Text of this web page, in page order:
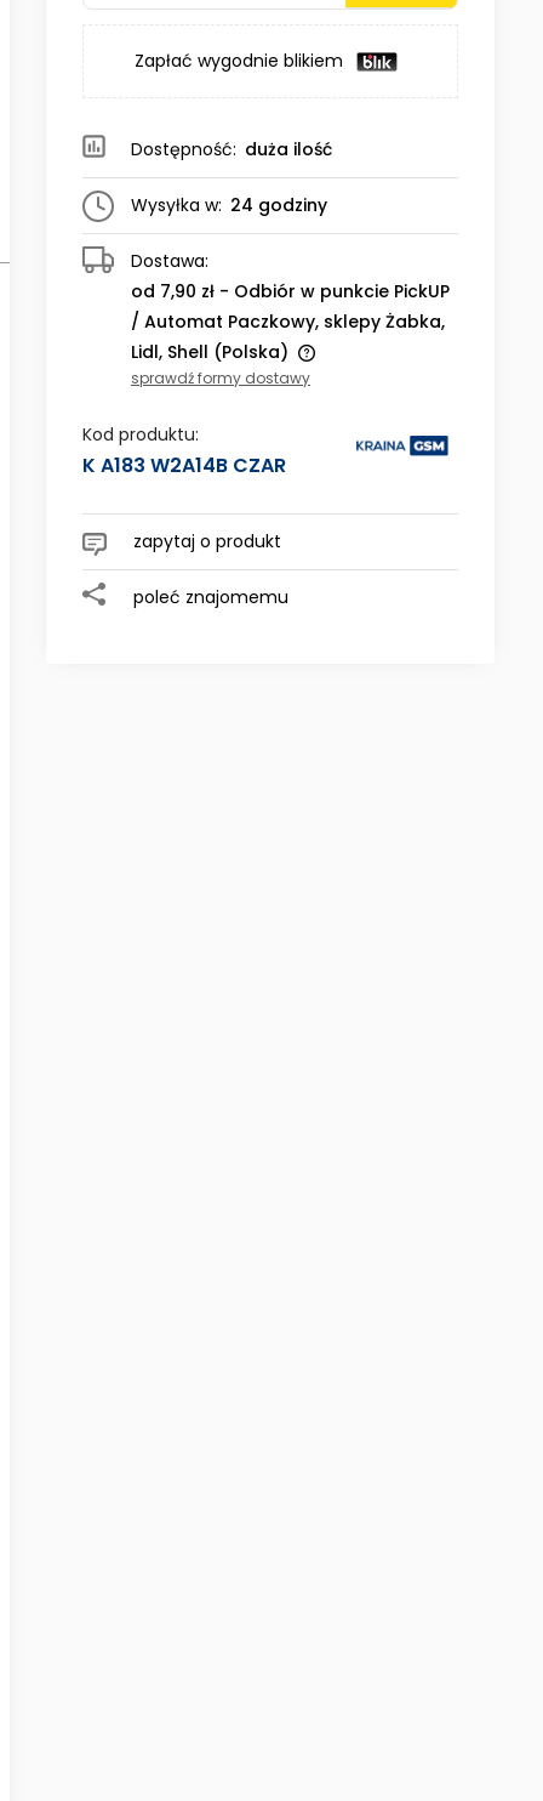
Zapłać wygodnie blikiem
Dostępność: duża ilość
Wysyłka w: 24 godziny
Dostawa:
od 7,90 zł - Odbiór w punkcie PickUP
/ Automat Paczkowy, sklepy Żabka,
Lidl, Shell (Polska)
kosztów płatności
sprawdź formy dostawy
Kod produktu:
K A183 W2A14B CZAR
zapytaj o produkt
poleć znajomemu